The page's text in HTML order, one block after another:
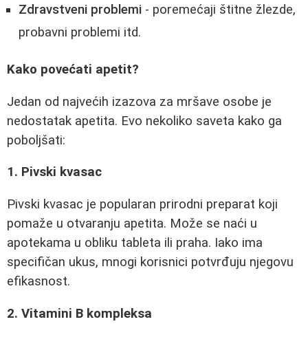
Zdravstveni problemi - poremećaji štitne žlezde,
probavni problemi itd.
Kako povećati apetit?
Jedan od najvećih izazova za mršave osobe je
nedostatak apetita. Evo nekoliko saveta kako ga
poboljšati:
1. Pivski kvasac
Pivski kvasac je popularan prirodni preparat koji
pomaže u otvaranju apetita. Može se naći u
apotekama u obliku tableta ili praha. Iako ima
specifičan ukus, mnogi korisnici potvrđuju njegovu
efikasnost.
2. Vitamini B kompleksa